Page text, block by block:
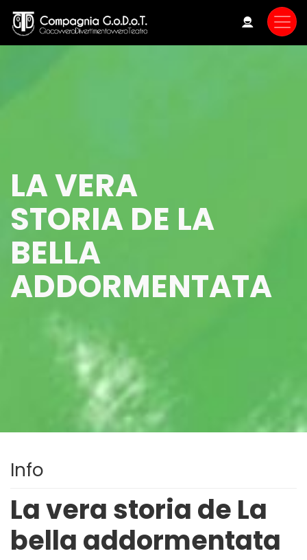
main
LA VERA
STORIA DE LA
BELLA
ADDORMENTATA
Info
La vera storia de La
bella addormentata